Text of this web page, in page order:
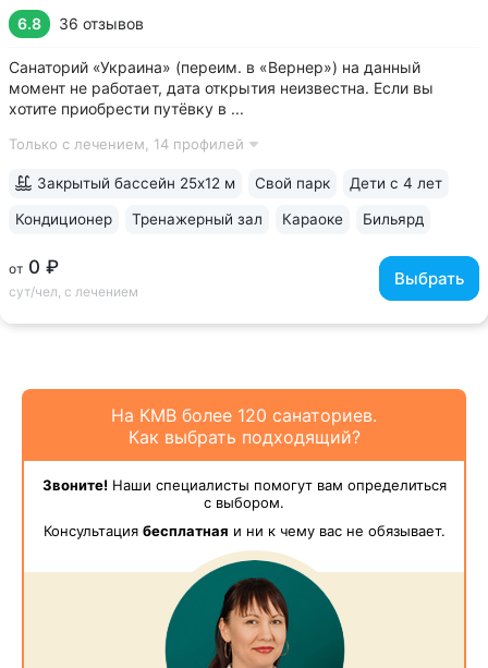
6.8 36 отзывов
Санаторий «Украина» (переим. в «Вернер») на данный
момент не работает, дата открытия неизвестна. Если вы
хотите приобрести путёвку в ...
Только с лечением, 14 профилей
от 0 ₽
сут/чел, с лечением
Выбрать
Закрытый бассейн 25х12 м Свой парк Дети с 4 лет
Кондиционер Тренажерный зал Караоке Бильярд
На КМВ более 120 санаториев.
Как выбрать подходящий?
Звоните!Наши специалисты помогут вам определиться
с выбором.
Консультация бесплатная и ни к чему вас не обязывает.